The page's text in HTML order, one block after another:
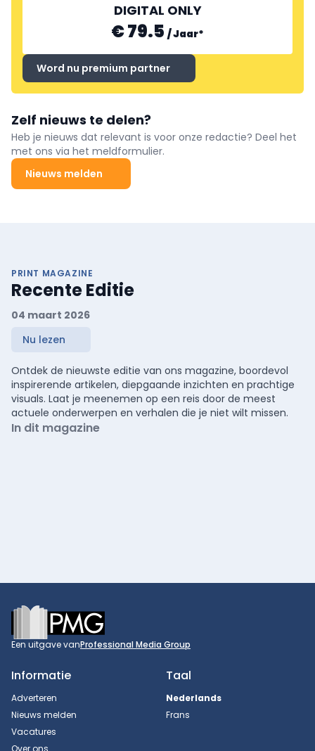
DIGITAL ONLY
€ 79.5 /Jaar*
Word nu premium partner
Zelf nieuws te delen?
Heb je nieuws dat relevant is voor onze redactie? Deel het
met ons via het meldformulier.
Nieuws melden
PRINT MAGAZINE
Recente Editie
04 maart 2026
Nu lezen
Ontdek de nieuwste editie van ons magazine, boordevol
inspirerende artikelen, diepgaande inzichten en prachtige
visuals. Laat je meenemen op een reis door de meest
actuele onderwerpen en verhalen die je niet wilt missen.
In dit magazine
Footer
Een uitgave vanProfessional Media Group
Informatie
Adverteren
Nieuws melden
Vacatures
Over ons
Taal
Nederlands
Frans